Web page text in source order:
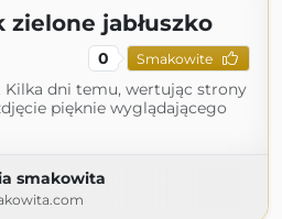
zielone jabłuszko
0 Smakowite
Kilka dni temu, wertując strony
pięknie wyglądającego
smakowita